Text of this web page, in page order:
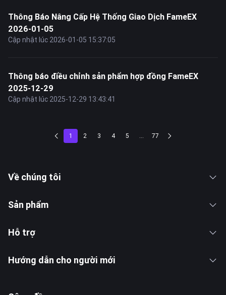
Thông Báo Nâng Cấp Hệ Thống Giao Dịch FameEX
2026-01-05
Cập nhật lúc 2026-01-05 15:37:05
Thông báo điều chỉnh sản phẩm hợp đồng FameEX
2025-12-29
Cập nhật lúc 2025-12-29 13:43:41
1 2 3 4 5 ... 77
Về chúng tôi
Sản phẩm
Hỗ trợ
Hướng dẫn cho người mới